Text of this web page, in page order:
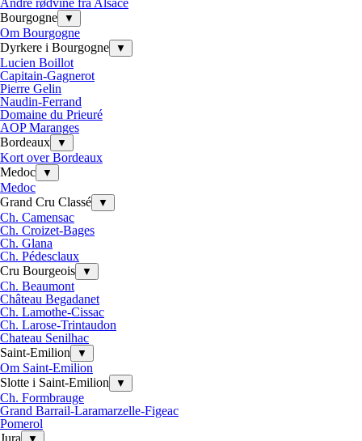
Andre rødvine fra Alsace
Bourgogne
▼
Om Bourgogne
Dyrkere i Bourgogne
▼
Lucien Boillot
Capitain-Gagnerot
Pierre Gelin
Naudin-Ferrand
Domaine du Prieuré
AOP Maranges
Bordeaux
▼
Kort over Bordeaux
Medoc
▼
Medoc
Grand Cru Classé
▼
Ch. Camensac
Ch. Croizet-Bages
Ch. Glana
Ch. Pédesclaux
Cru Bourgeois
▼
Ch. Beaumont
Château Begadanet
Ch. Lamothe-Cissac
Ch. Larose-Trintaudon
Chateau Senilhac
Saint-Emilion
▼
Om Saint-Emilion
Slotte i Saint-Emilion
▼
Ch. Formbrauge
Grand Barrail-Laramarzelle-Figeac
Pomerol
Jura